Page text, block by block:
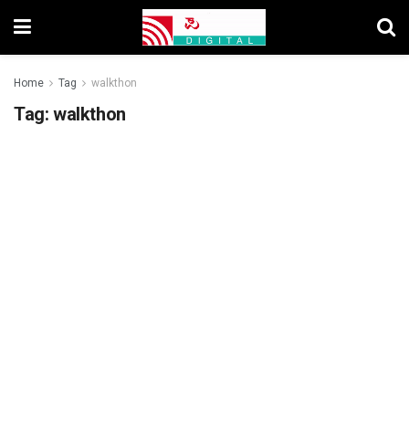
Home Tag walkthon
Tag: walkthon